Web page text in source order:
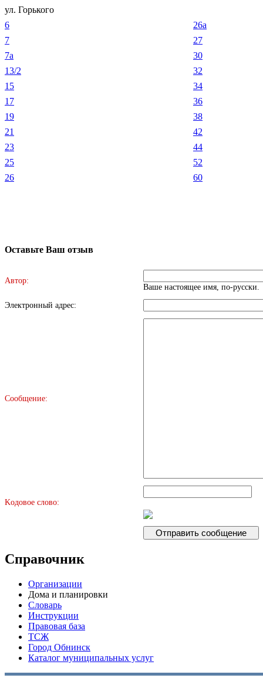
ул. Горького
6
7
7a
13/2
15
17
19
21
23
25
26
26a
27
30
32
34
36
38
42
44
52
60
Оставьте Ваш отзыв
Автор:
Ваше настоящее имя, по-русски.
Электронный адрес:
Сообщение:
Kодовое слово:
Справочник
Организации
Дома и планировки
Словарь
Инструкции
Правовая база
ТСЖ
Город Обнинск
Каталог муниципальных услуг